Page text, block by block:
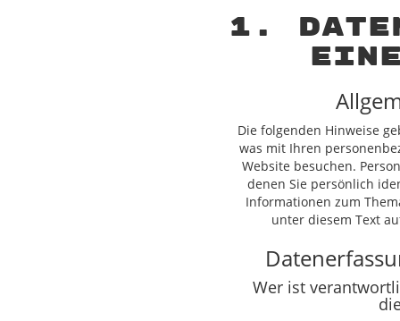
1.
Die folgenden Hinweise
was mit Ihren
Website besuchen.
denen Sie persönlich
Informationen zum
unter diesem Text
Wer ist